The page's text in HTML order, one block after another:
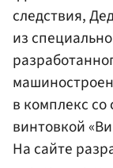
следствия,
из
в комплекс
винтовкой
На сайте